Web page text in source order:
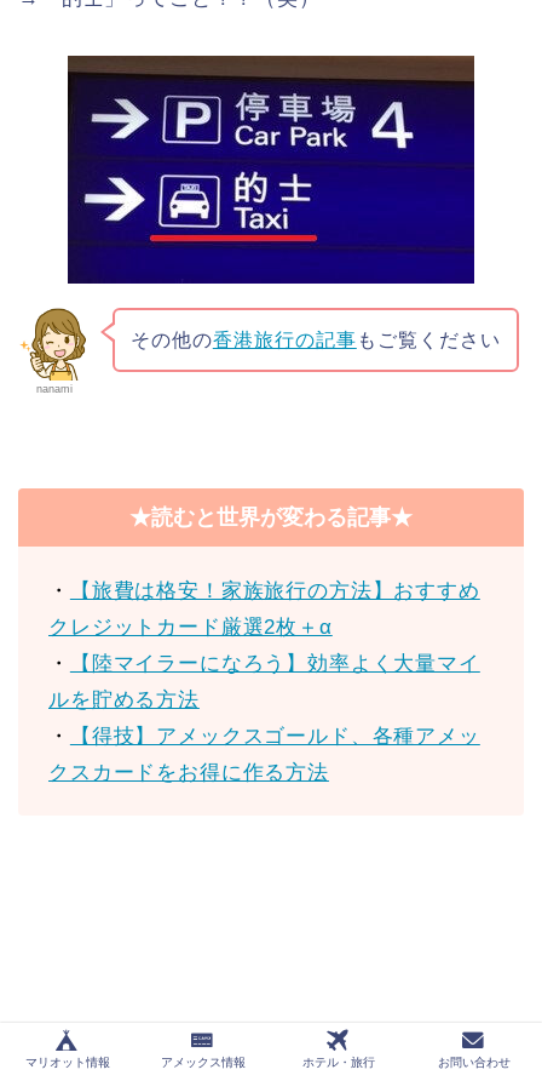
nanami
その他の香港旅行の記事 もご覧ください
★読むと世界が変わる記事★
・
【旅費は格安！家族旅行の方法】おすすめ
クレジットカード厳選2枚＋α
・
【陸マイラーになろう】効率よく大量マイ
ルを貯める方法
・
【得技】アメックスゴールド、各種アメッ
クスカードをお得に作る方法
マリオット情報 アメックス情報 ホテル・旅行 お問い合わせ